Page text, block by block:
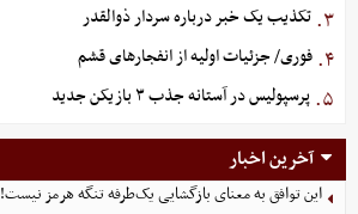
۳. تکذیب یک خبر درباره سردار ذوالقدر
۴. فوری/ جزئیات اولیه از انفجارهای قشم
۵. پرسپولیس در آستانه جذب ۳ بازیکن جدید
آخرین اخبار
این توافق به معنای بازگشایی یک‌طرفه تنگه هرمز نیست!